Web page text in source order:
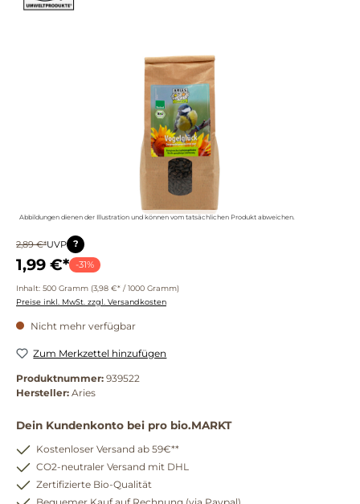
Abbildungen dienen der Illustration und können vom tatsächlichen Produkt abweichen.
2,89 €*UVP ?
1,99 €* -31%
Inhalt: 500 Gramm (3,98 €* / 1000 Gramm)
Preise inkl. MwSt. zzgl. Versandkosten
Nicht mehr verfügbar
Zum Merkzettel hinzufügen
Produktnummer: 939522
Hersteller: Aries
Dein Kundenkonto bei pro bio.MARKT
Kostenloser Versand ab 59€**
CO2-neutraler Versand mit DHL
Zertifizierte Bio-Qualität